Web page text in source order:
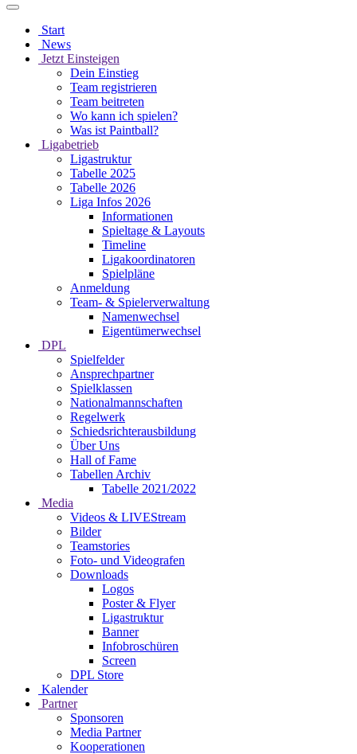
Start
News
Jetzt Einsteigen
Dein Einstieg
Team registrieren
Team beitreten
Wo kann ich spielen?
Was ist Paintball?
Ligabetrieb
Ligastruktur
Tabelle 2025
Tabelle 2026
Liga Infos 2026
Informationen
Spieltage & Layouts
Timeline
Ligakoordinatoren
Spielpläne
Anmeldung
Team- & Spielerverwaltung
Namenwechsel
Eigentümerwechsel
DPL
Spielfelder
Ansprechpartner
Spielklassen
Nationalmannschaften
Regelwerk
Schiedsrichterausbildung
Über Uns
Hall of Fame
Tabellen Archiv
Tabelle 2021/2022
Media
Videos & LIVEStream
Bilder
Teamstories
Foto- und Videografen
Downloads
Logos
Poster & Flyer
Ligastruktur
Banner
Infobroschüren
Screen
DPL Store
Kalender
Partner
Sponsoren
Media Partner
Kooperationen